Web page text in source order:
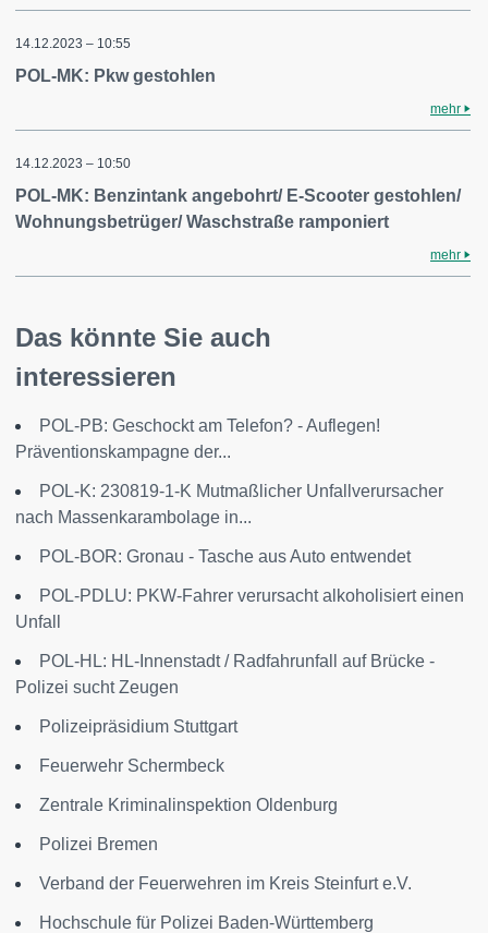
14.12.2023 – 10:55
POL-MK: Pkw gestohlen
mehr
14.12.2023 – 10:50
POL-MK: Benzintank angebohrt/ E-Scooter gestohlen/
Wohnungsbetrüger/ Waschstraße ramponiert
mehr
Das könnte Sie auch
interessieren
POL-PB: Geschockt am Telefon? - Auflegen!
Präventionskampagne der...
POL-K: 230819-1-K Mutmaßlicher Unfallverursacher
nach Massenkarambolage in...
POL-BOR: Gronau - Tasche aus Auto entwendet
POL-PDLU: PKW-Fahrer verursacht alkoholisiert einen
Unfall
POL-HL: HL-Innenstadt / Radfahrunfall auf Brücke -
Polizei sucht Zeugen
Polizeipräsidium Stuttgart
Feuerwehr Schermbeck
Zentrale Kriminalinspektion Oldenburg
Polizei Bremen
Verband der Feuerwehren im Kreis Steinfurt e.V.
Hochschule für Polizei Baden-Württemberg